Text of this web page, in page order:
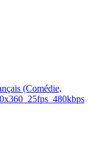
(Comédie,